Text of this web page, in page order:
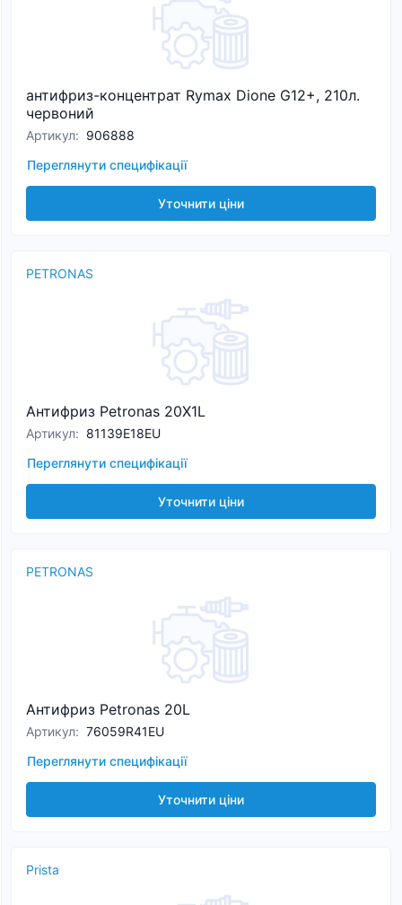
антифриз-концентрат Rymax Dione G12+, 210л.
червоний
Артикул: 906888
Переглянути специфікації
Уточнити ціни
PETRONAS
Антифриз Petronas 20X1L
Артикул: 81139E18EU
Переглянути специфікації
Уточнити ціни
PETRONAS
Антифриз Petronas 20L
Артикул: 76059R41EU
Переглянути специфікації
Уточнити ціни
Prista